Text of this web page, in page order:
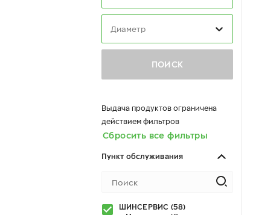
Диаметр
ПОИСК
Выдача продуктов ограничена
действием фильтров
Сбросить все фильтры
Пункт обслуживания
ШИНСЕРВИС (58)